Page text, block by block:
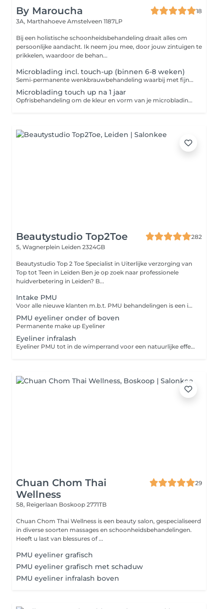
By Maroucha
18
3A, Marthahoeve Amstelveen 1187LP
Bij een holistische schoonheidsbehandeling draait alles om
persoonlijke aandacht. Ik neem jou mee, door jouw zintuigen te
prikkelen, waardoor de behan...
Microblading incl. touch-up (binnen 6-8 weken)
Semi-permanente wenkbrauwbehandeling waarbij met fijne hairstrokes, een natuurlijk vollere wenkbrauw wordt gecreëerd. Inclusief een touch-up binnen 6-8 weken om het resultaat te perfectioneren en langer mooi te houden.
Microblading touch up na 1 jaar
Opfrisbehandeling om de kleur en vorm van je microblading weer strak en fris te maken. Ideaal om het resultaat na ongeveer een jaar te vernieuwen en te behouden.
Beautystudio Top2Toe
282
5, Wagnerplein Leiden 2324GB
Beautystudio Top 2 Toe Specialist in Uiterlijke verzorging van
Top tot Teen in Leiden Ben je op zoek naar professionele
huidverbetering in Leiden? B...
Intake PMU
Voor alle nieuwe klanten m.b.t. PMU behandelingen is een intake verplicht. Deze is gratis en vrijblijvend.
PMU eyeliner onder of boven
Permanente make up Eyeliner
Eyeliner infralash
Eyeliner PMU tot in de wimperrand voor een natuurlijke effect
Chuan Chom Thai
Wellness
29
58, Reigerlaan Boskoop 2771TB
Chuan Chom Thai Wellness is een beauty salon, gespecialiseerd
in diverse soorten massages en schoonheidsbehandelingen.
Heeft u last van blessures of ...
PMU eyeliner grafisch
PMU eyeliner grafisch met schaduw
PMU eyeliner infralash boven